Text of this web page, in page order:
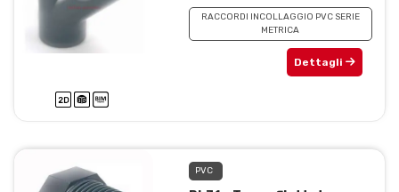
RACCORDI INCOLLAGGIO PVC SERIE
METRICA
Dettagli
PVC